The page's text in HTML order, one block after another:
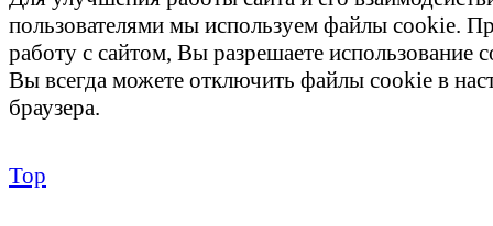
пользователями мы используем файлы cookie.
работу с сайтом, Вы разрешаете использование
Вы всегда можете отключить файлы cookie в
браузера.
Top